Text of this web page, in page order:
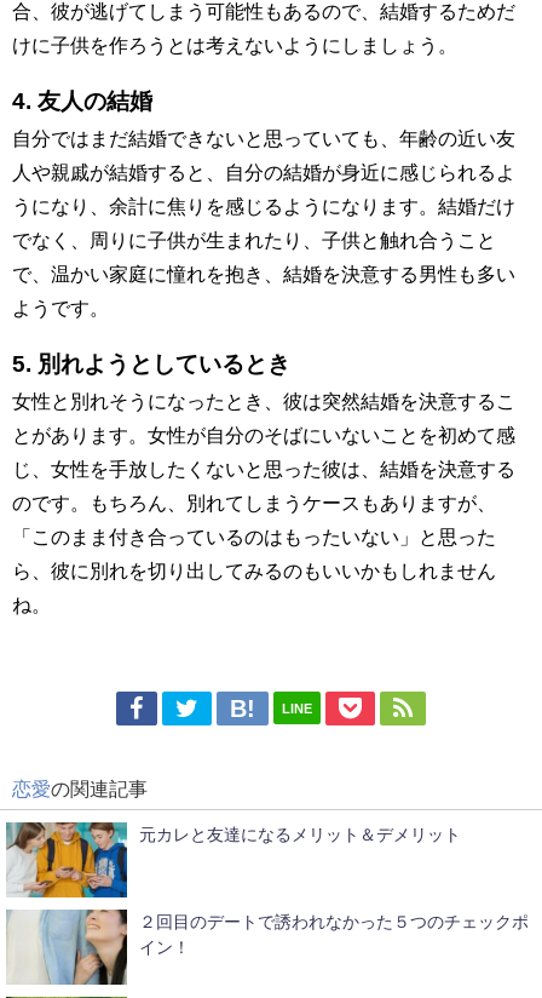
合、彼が逃げてしまう可能性もあるので、結婚するためだ
けに子供を作ろうとは考えないようにしましょう。
4. 友人の結婚
自分ではまだ結婚できないと思っていても、年齢の近い友
人や親戚が結婚すると、自分の結婚が身近に感じられるよ
うになり、余計に焦りを感じるようになります。結婚だけ
でなく、周りに子供が生まれたり、子供と触れ合うこと
で、温かい家庭に憧れを抱き、結婚を決意する男性も多い
ようです。
5. 別れようとしているとき
女性と別れそうになったとき、彼は突然結婚を決意するこ
とがあります。女性が自分のそばにいないことを初めて感
じ、女性を手放したくないと思った彼は、結婚を決意する
のです。もちろん、別れてしまうケースもありますが、
「このまま付き合っているのはもったいない」と思った
ら、彼に別れを切り出してみるのもいいかもしれません
ね。
LINE
恋愛の関連記事
元カレと友達になるメリット＆デメリット
２回目のデートで誘われなかった５つのチェックポ
イン！